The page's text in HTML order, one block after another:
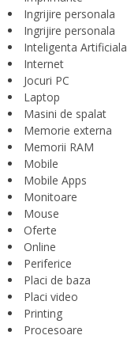
Ingrijire personala
Ingrijire personala
Inteligenta Artificiala
Internet
Jocuri PC
Laptop
Masini de spalat
Memorie externa
Memorii RAM
Mobile
Mobile Apps
Monitoare
Mouse
Oferte
Online
Periferice
Placi de baza
Placi video
Printing
Procesoare